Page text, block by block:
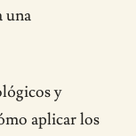
una
y
aplicar los